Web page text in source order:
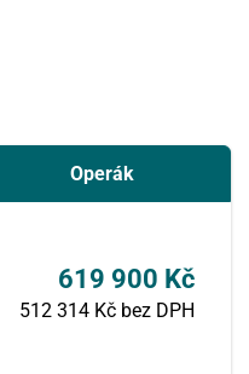
Operák
619 900 Kč
512 314 Kč bez DPH